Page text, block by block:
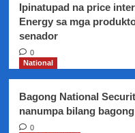
pinaplantsa
na
sa
implementasyon
Ipinatupad na price
Energy sa mga
senador
0
National
Bagong National
nanumpa bilang
0